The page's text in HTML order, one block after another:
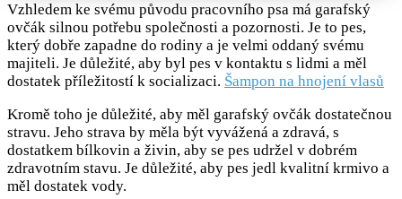
Vzhledem ke svému původu pracovního psa má garafský
ovčák silnou potřebu společnosti a pozornosti. Je to pes,
který dobře zapadne do rodiny a je velmi oddaný svému
majiteli. Je důležité, aby byl pes v kontaktu s lidmi a měl
dostatek příležitostí k socializaci. Šampon na hnojení vlasů
Kromě toho je důležité, aby měl garafský ovčák dostatečnou
stravu. Jeho strava by měla být vyvážená a zdravá, s
dostatkem bílkovin a živin, aby se pes udržel v dobrém
zdravotním stavu. Je důležité, aby pes jedl kvalitní krmivo a
měl dostatek vody.